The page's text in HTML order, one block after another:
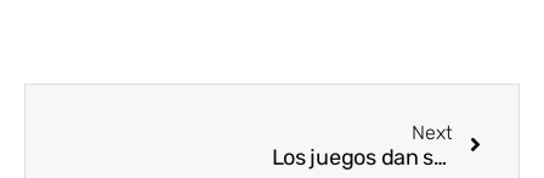
Next
Los juegos dan sus frutos. Goama logra inversión en destacado reality show, Shark Tank Colombia.